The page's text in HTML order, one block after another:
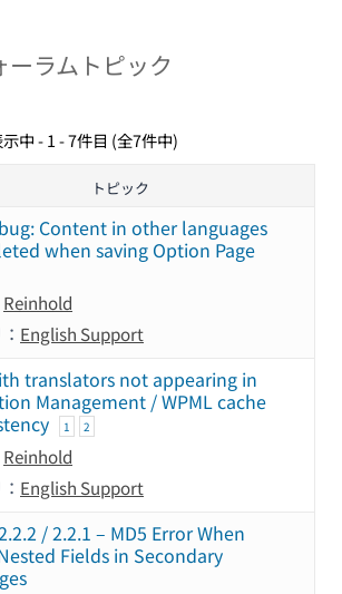
ラムトピック
中 - 1 - 7件目 (全7件中)
トピック
Content in other languages
when saving Option Page
Reinhold
English Support
translators not appearing in
Management / WPML cache
1 2
Reinhold
English Support
/ 2.2.1 – MD5 Error When
Fields in Secondary